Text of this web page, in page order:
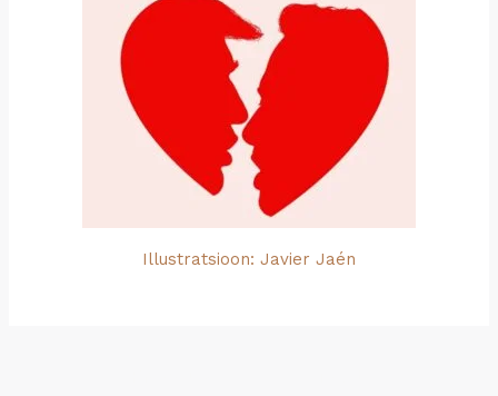
Illustratsioon: Javier Jaén